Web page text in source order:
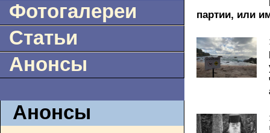
Фотогалереи
Статьи
Анонсы
Анонсы
партии, или